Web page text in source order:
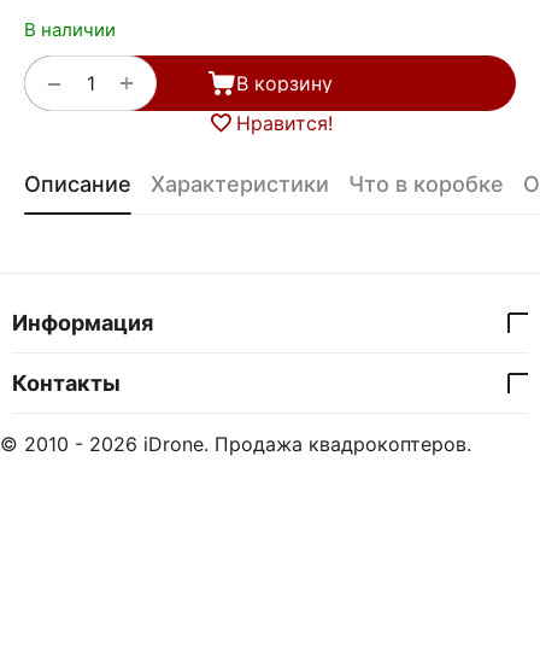
В наличии
+
−
В корзину
Нравится!
Описание Характеристики Что в коробке
Информация
Контакты
© 2010 - 2026 iDrone. Продажа квадрокоптеров.